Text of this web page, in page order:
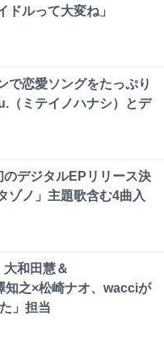
ドルって大変ね」
で恋愛ソングをたっぷり
（ミテイノハナシ）とデ
デジタルEPリリース決
ゾノ」主題歌含む4曲入
和田慧＆
知之×松崎ナオ、wacciが
」担当